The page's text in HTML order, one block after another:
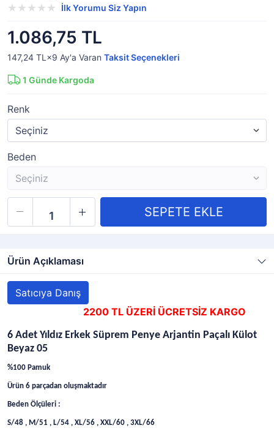
İlk Yorumu Siz Yapın
1.086,75 TL
147,24 TL×9 Ay'a Varan Taksit Seçenekleri
1 Günde Kargoda
Renk
Beden
Ürün Açıklaması
Satıcıya Danış
2200 TL ÜZERİ ÜCRETSİZ KARGO
6 Adet Yıldız Erkek Süprem Penye Arjantin Paçalı Külot
Beyaz 05
%100 Pamuk
Ürün 6 parçadan oluşmaktadır
Beden Ölçüleri :
S/48 , M/51 , L/54 , XL/56 , XXL/60 , 3XL/66